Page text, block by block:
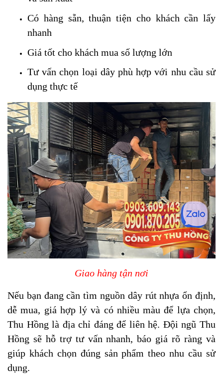
Có hàng sẵn, thuận tiện cho khách cần lấy
nhanh
Giá tốt cho khách mua số lượng lớn
Tư vấn chọn loại dây phù hợp với nhu cầu sử
dụng thực tế
Giao hàng tận nơi
Nếu bạn đang cần tìm nguồn dây rút nhựa ổn định,
dễ mua, giá hợp lý và có nhiều màu để lựa chọn,
Thu Hồng là địa chỉ đáng để liên hệ. Đội ngũ Thu
Hồng sẽ hỗ trợ tư vấn nhanh, báo giá rõ ràng và
giúp khách chọn đúng sản phẩm theo nhu cầu sử
dụng.